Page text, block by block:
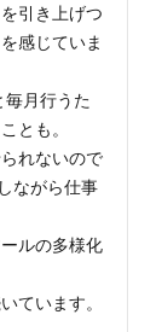
引き上げつ
感じていま
毎月行うた
とも。
れないので
ながら仕事
ルの多様化
ています。